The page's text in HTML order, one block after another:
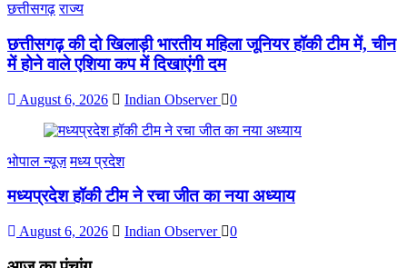
छत्तीसगढ़ राज्य
छत्तीसगढ़ की दो खिलाड़ी भारतीय महिला जूनियर हॉकी टीम में, चीन
में होने वाले एशिया कप में दिखाएंगी दम
August 6, 2026 Indian Observer 0
भोपाल न्यूज़ मध्य प्रदेश
मध्यप्रदेश हॉकी टीम ने रचा जीत का नया अध्याय
August 6, 2026 Indian Observer 0